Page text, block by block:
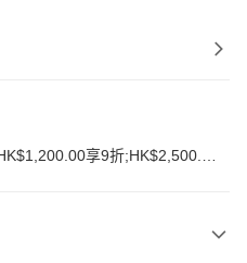
享9折;HK$2,500.00